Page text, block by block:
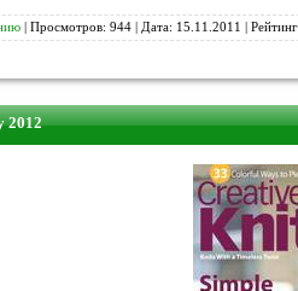
| Просмотров: 944 | Дата: 15.11.2011 |
2012